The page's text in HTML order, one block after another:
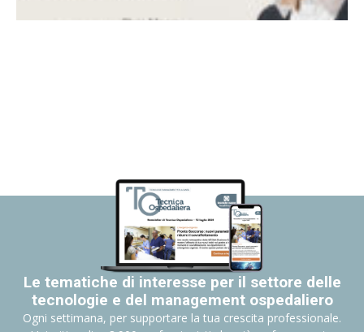
Le tematiche di interesse per il settore delle
tecnologie e del management ospedaliero
Ogni settimana, per supportare la tua crescita professionale.